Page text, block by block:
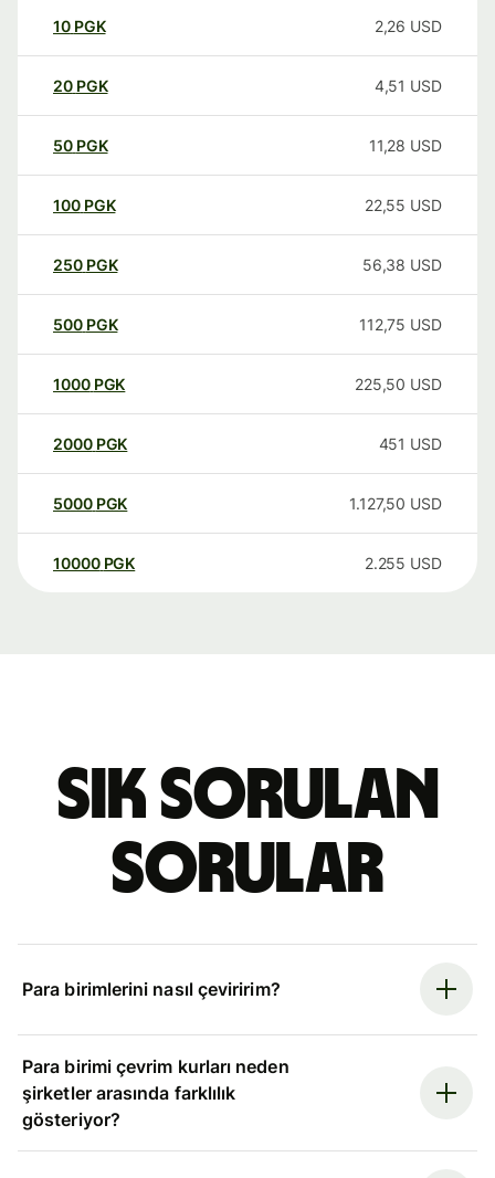
10 PGK 2,26 USD
20 PGK 4,51 USD
50 PGK 11,28 USD
100 PGK 22,55 USD
250 PGK 56,38 USD
500 PGK 112,75 USD
1000 PGK 225,50 USD
2000 PGK 451 USD
5000 PGK 1.127,50 USD
10000 PGK 2.255 USD
Sık sorulan
sorular
Para birimlerini nasıl çeviririm?
Para birimi çevrim kurları neden
şirketler arasında farklılık
gösteriyor?